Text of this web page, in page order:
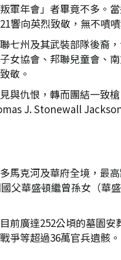
軍年會」者畢竟不多。
響向英烈致敬，無不嘖嘖
七州及其武裝部隊後
女協會、邦聯兒童會、
敬。
與仇恨，轉而團結一致
J. Stonewall
馬克河及華府全境，最
父華盛頓繼曾孫女（
前廣達252公頃的墓園
爭等超過36萬官兵遺骸